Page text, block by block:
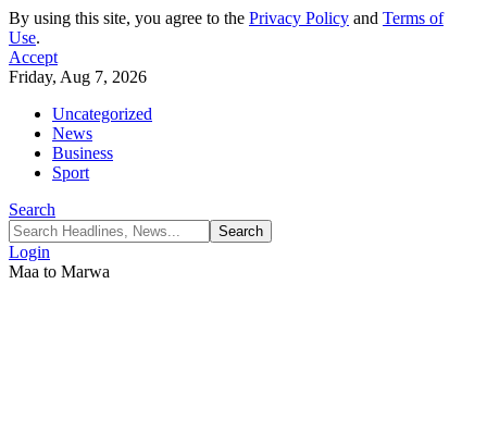
By using this site, you agree to the Privacy Policy and Terms of
Use.
Accept
Friday, Aug 7, 2026
Uncategorized
News
Business
Sport
Search
Login
Maa to Marwa